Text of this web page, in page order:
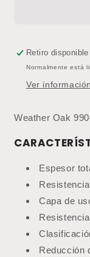
2
mm
Precio
por
2
Retiro
Normalmente está
Ver
Weather Oak
Espesor
Capa de
Reducción